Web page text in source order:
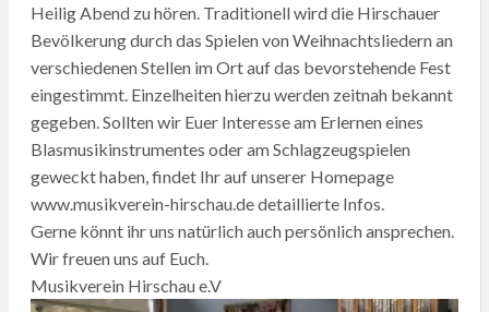
Heilig Abend zu hören. Traditionell wird die Hirschauer
Bevölkerung durch das Spielen von Weihnachtsliedern an
verschiedenen Stellen im Ort auf das bevorstehende Fest
eingestimmt. Einzelheiten hierzu werden zeitnah bekannt
gegeben. Sollten wir Euer Interesse am Erlernen eines
Blasmusikinstrumentes oder am Schlagzeugspielen
geweckt haben, findet Ihr auf unserer Homepage
www.musikverein-hirschau.de detaillierte Infos.
Gerne könnt ihr uns natürlich auch persönlich ansprechen.
Wir freuen uns auf Euch.
Musikverein Hirschau e.V